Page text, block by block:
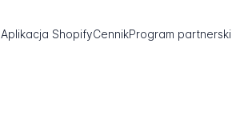
Aplikacja ShopifyCennikProgram partnerski